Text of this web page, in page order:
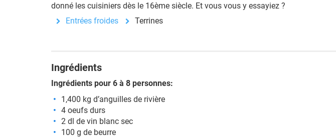
donné les cuisiniers dès le 16ème siècle. Et vous vous y essayiez ?
Entrées froides
Terrines
Ingrédients
Ingrédients pour 6 à 8 personnes:
1,400 kg d’anguilles de rivière
4 oeufs durs
2 dl de vin blanc sec
100 g de beurre